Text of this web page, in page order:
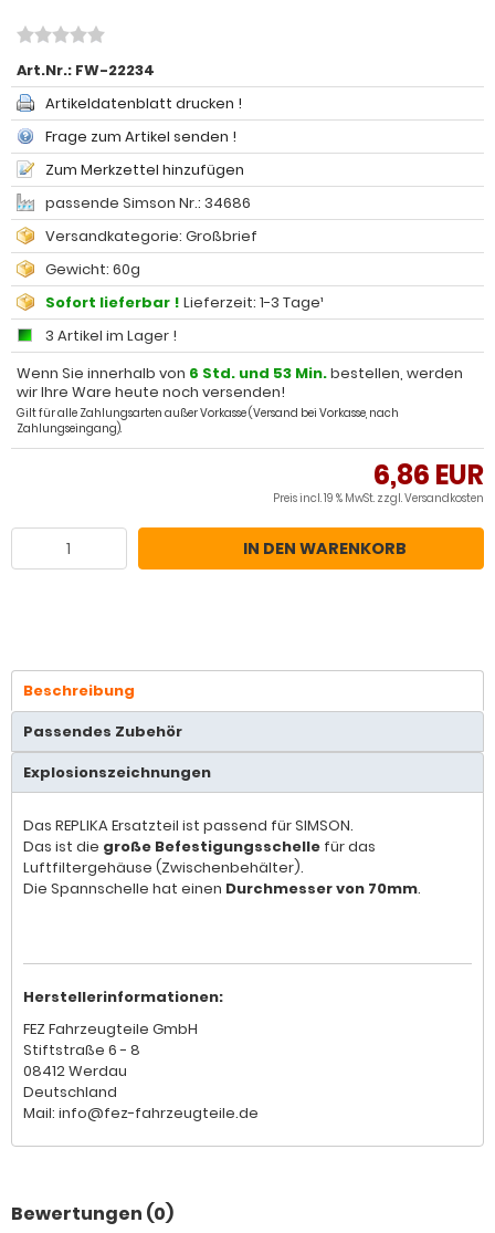
Art.Nr.: FW-22234
Artikeldatenblatt drucken !
Frage zum Artikel senden !
Zum Merkzettel hinzufügen
passende Simson Nr.: 34686
Versandkategorie: Großbrief
Gewicht: 60g
Sofort lieferbar ! Lieferzeit: 1-3 Tage¹
3 Artikel im Lager !
Wenn Sie innerhalb von 6 Std. und 52 Min.bestellen, werden
wir Ihre Ware heute noch versenden!
Gilt für alle Zahlungsarten außer Vorkasse (Versand bei Vorkasse, nach
Zahlungseingang).
6,86 EUR
Preis incl. 19 % MwSt. zzgl.Versandkosten
IN DEN WARENKORB
Beschreibung
Passendes Zubehör
Explosionszeichnungen
Das REPLIKA Ersatzteil ist passend für SIMSON.
Das ist die große Befestigungsschelle für das
Luftfiltergehäuse (Zwischenbehälter).
Die Spannschelle hat einen Durchmesser von 70mm.
Herstellerinformationen:
FEZ Fahrzeugteile GmbH
Stiftstraße 6 - 8
08412 Werdau
Deutschland
Mail: info@fez-fahrzeugteile.de
Bewertungen (0)